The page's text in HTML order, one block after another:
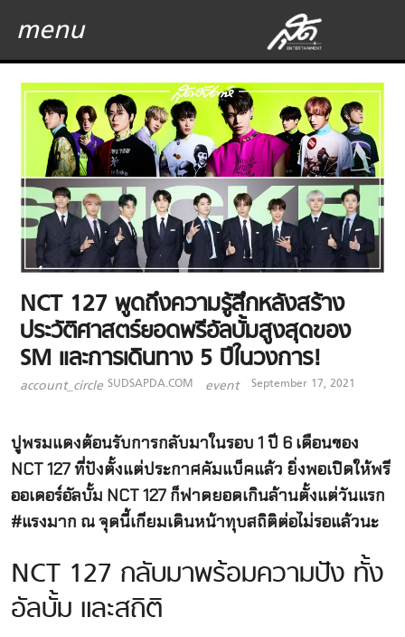
menu
NCT 127 พูดถึงความรู้สึกหลังสร้าง
ประวัติศาสตร์ยอดพรีอัลบั้มสูงสุดของ
SM และการเดินทาง 5 ปีในวงการ!
account_circle SUDSAPDA.COM event September 17, 2021
ปูพรมแดงต้อนรับการกลับมาในรอบ 1 ปี 6 เดือนของ
NCT 127 ที่ปังตั้งแต่ประกาศคัมแบ็คแล้ว ยิ่งพอเปิดให้พรี
ออเดอร์อัลบั้ม NCT 127 ก็ฟาดยอดเกินล้านตั้งแต่วันแรก
#แรงมาก ณ จุดนี้เกียมเดินหน้าทุบสถิติต่อไม่รอแล้วนะ
NCT 127 กลับมาพร้อมความปัง ทั้ง
อัลบั้ม และสถิติ